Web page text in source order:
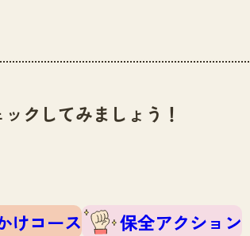
クしてみましょう！
けコース
保全アクション